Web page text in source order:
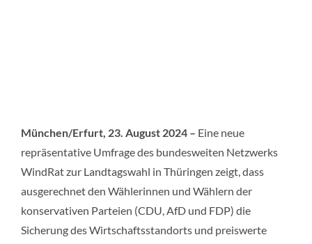
München/Erfurt, 23. August 2024 – Eine neue
repräsentative Umfrage des bundesweiten Netzwerks
WindRat zur Landtagswahl in Thüringen zeigt, dass
ausgerechnet den Wählerinnen und Wählern der
konservativen Parteien (CDU, AfD und FDP) die
Sicherung des Wirtschaftsstandorts und preiswerte